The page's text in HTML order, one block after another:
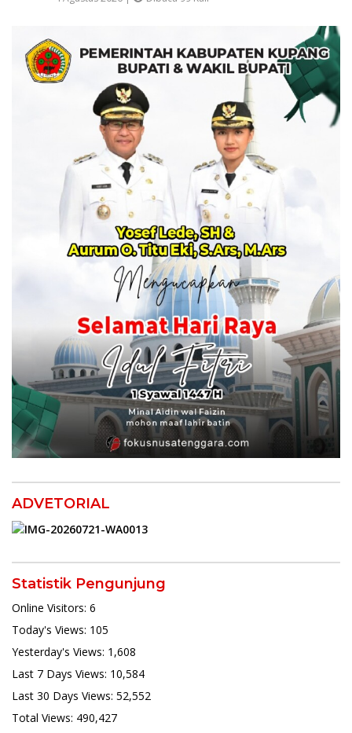
ADVETORIAL
Statistik Pengunjung
Online Visitors: 6
Today's Views: 105
Yesterday's Views: 1,608
Last 7 Days Views: 10,584
Last 30 Days Views: 52,552
Total Views: 490,427